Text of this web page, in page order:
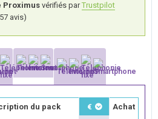
Proximus vérifiés parTrustpilot
avis)
du pack € Achat